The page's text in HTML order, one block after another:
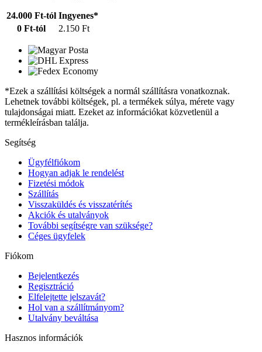
24.000 Ft-tól Ingyenes*
0 Ft-tól
2.150 Ft
*Ezek a szállítási költségek a normál szállításra vonatkoznak.
Lehetnek további költségek, pl. a termékek súlya, mérete vagy
tulajdonságai miatt. Ezeket az információkat közvetlenül a
termékleírásban találja.
Segítség
Ügyfélfiókom
Hogyan adjak le rendelést
Fizetési módok
Szállítás
Visszaküldés és visszatérítés
Akciók és utalványok
További segítségre van szüksége?
Céges ügyfelek
Fiókom
Bejelentkezés
Regisztráció
Elfelejtette jelszavát?
Hol van a szállítmányom?
Utalvány beváltása
Hasznos információk